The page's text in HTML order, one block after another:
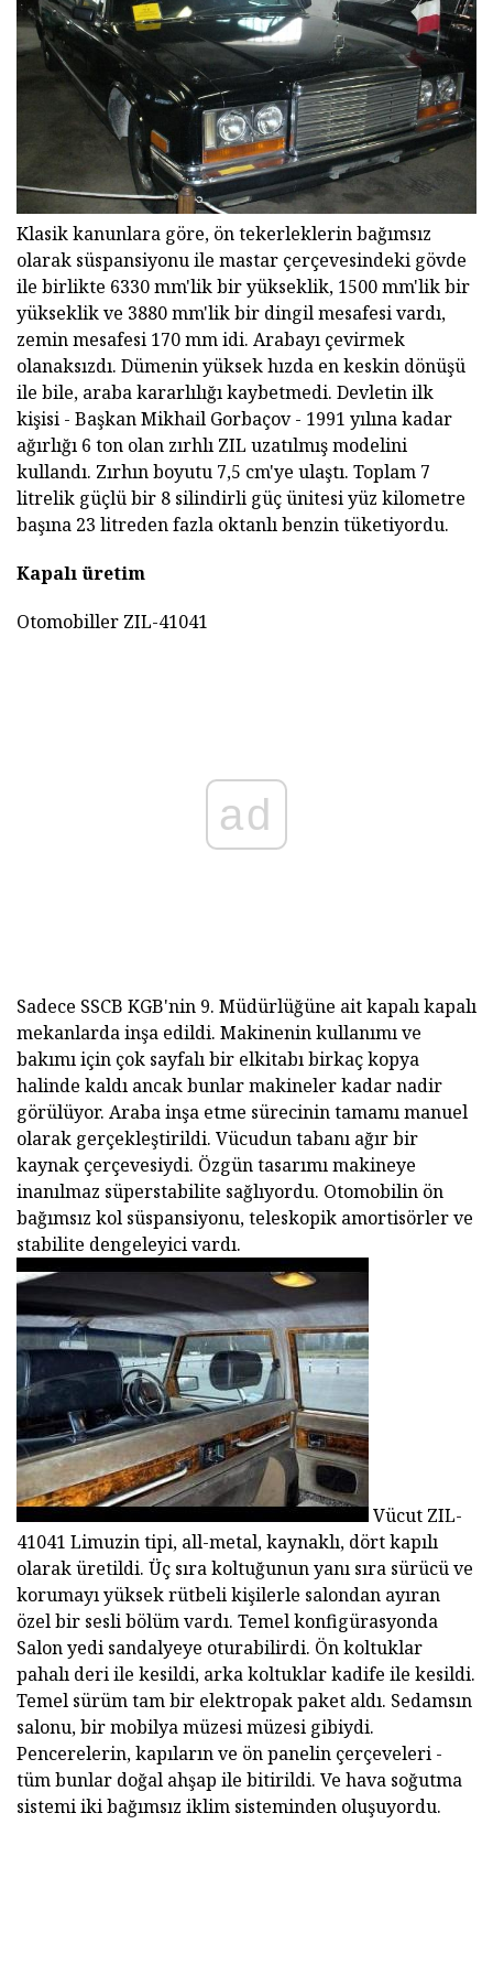
Klasik kanunlara göre, ön tekerleklerin bağımsız
olarak süspansiyonu ile mastar çerçevesindeki gövde
ile birlikte 6330 mm'lik bir yükseklik, 1500 mm'lik bir
yükseklik ve 3880 mm'lik bir dingil mesafesi vardı,
zemin mesafesi 170 mm idi. Arabayı çevirmek
olanaksızdı. Dümenin yüksek hızda en keskin dönüşü
ile bile, araba kararlılığı kaybetmedi. Devletin ilk
kişisi - Başkan Mikhail Gorbaçov - 1991 yılına kadar
ağırlığı 6 ton olan zırhlı ZIL uzatılmış modelini
kullandı. Zırhın boyutu 7,5 cm'ye ulaştı. Toplam 7
litrelik güçlü bir 8 silindirli güç ünitesi yüz kilometre
başına 23 litreden fazla oktanlı benzin tüketiyordu.
Kapalı üretim
Otomobiller ZIL-41041
ad
Sadece SSCB KGB'nin 9. Müdürlüğüne ait kapalı kapalı
mekanlarda inşa edildi. Makinenin kullanımı ve
bakımı için çok sayfalı bir elkitabı birkaç kopya
halinde kaldı ancak bunlar makineler kadar nadir
görülüyor. Araba inşa etme sürecinin tamamı manuel
olarak gerçekleştirildi. Vücudun tabanı ağır bir
kaynak çerçevesiydi. Özgün tasarımı makineye
inanılmaz süperstabilite sağlıyordu. Otomobilin ön
bağımsız kol süspansiyonu, teleskopik amortisörler ve
stabilite dengeleyici vardı.
Vücut ZIL-
41041 Limuzin tipi, all-metal, kaynaklı, dört kapılı
olarak üretildi. Üç sıra koltuğunun yanı sıra sürücü ve
korumayı yüksek rütbeli kişilerle salondan ayıran
özel bir sesli bölüm vardı. Temel konfigürasyonda
Salon yedi sandalyeye oturabilirdi. Ön koltuklar
pahalı deri ile kesildi, arka koltuklar kadife ile kesildi.
Temel sürüm tam bir elektropak paket aldı. Sedamsın
salonu, bir mobilya müzesi müzesi gibiydi.
Pencerelerin, kapıların ve ön panelin çerçeveleri -
tüm bunlar doğal ahşap ile bitirildi. Ve hava soğutma
sistemi iki bağımsız iklim sisteminden oluşuyordu.